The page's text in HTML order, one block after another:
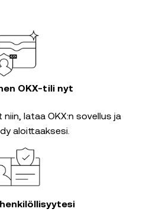
OKX-tili nyt
lataa OKX:n sovellus ja
aloittaaksesi.